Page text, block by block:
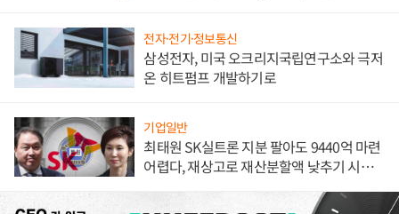
전자·전기·정보통신
삼성전자, 미국 오크리지국립연구소와 극저
온 히트펌프 개발하기로
기업일반
최태원 SK실트론 지분 팔아도 9440억 마련
어렵다, 재상고로 재산분할액 낮추기 시도